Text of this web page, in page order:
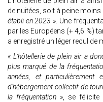
de nuitées, soit à peine moins
établi en 2023 ». Une
par les Européens (+ 4,6 %)
a enregistré un léger recul de
« L’hôtellerie de plein air a
plus marqué de la
années, et
d’hébergement collectif de
la fréquentation », se